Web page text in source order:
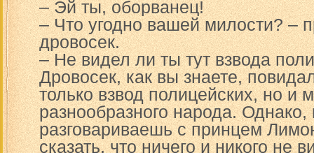
– Эй ты, оборванец!
– Что угодно вашей милости? –
дровосек.
– Не видел ли ты тут взвода
Дровосек, как вы знаете,
только взвод полицейских, но и
разнообразного народа. Однако,
разговариваешь с принцем
сказать, что ничего и никого не